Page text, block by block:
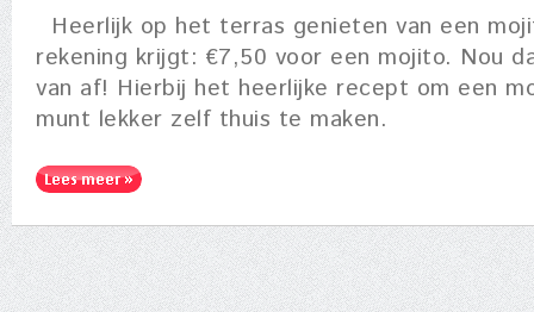
Heerlijk op het terras genieten van een
rekening krijgt: €7,50 voor een mojito. Nou
van af! Hierbij het heerlijke recept om een
munt lekker zelf thuis te maken.